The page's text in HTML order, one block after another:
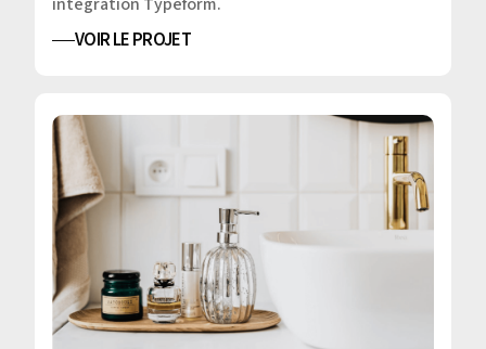
VOIR LE PROJET